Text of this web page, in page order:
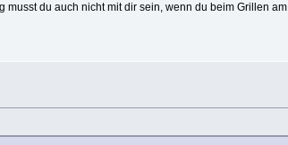
du auch nicht mit dir sein, wenn du beim Grillen